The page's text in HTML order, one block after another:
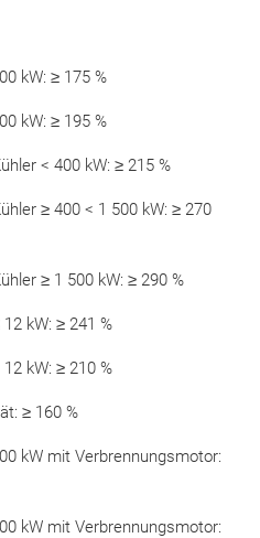
kW: ≥ 175 %
kW: ≥ 195 %
< 400 kW: ≥ 215 %
≥ 400 < 1 500 kW: ≥ 270
≥ 1 500 kW: ≥ 290 %
kW: ≥ 241 %
kW: ≥ 210 %
≥ 160 %
kW mit Verbrennungsmotor:
kW mit Verbrennungsmotor: